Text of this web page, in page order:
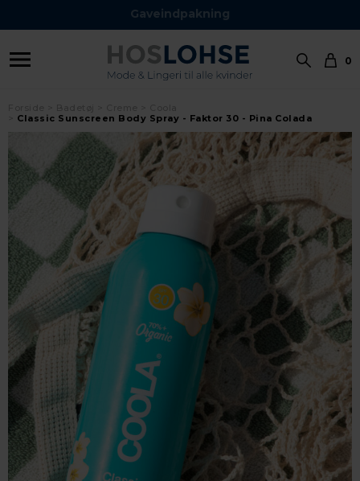
Gaveindpakning
0
Classic Sunscreen Body Spray - Faktor 30 - Pina Colada